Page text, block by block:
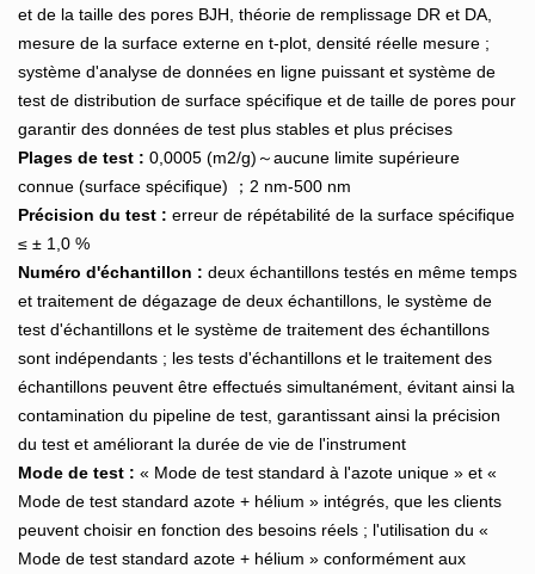
et de la taille des pores BJH, théorie de remplissage DR et DA,
mesure de la surface externe en t-plot, densité réelle mesure ;
système d'analyse de données en ligne puissant et système de
test de distribution de surface spécifique et de taille de pores pour
garantir des données de test plus stables et plus précises
Plages de test : 0,0005 (m2/g)～aucune limite supérieure
connue (surface spécifique) ；2 nm-500 nm
Précision du test : erreur de répétabilité de la surface spécifique
≤ ± 1,0 %
Numéro d'échantillon : deux échantillons testés en même temps
et traitement de dégazage de deux échantillons, le système de
test d'échantillons et le système de traitement des échantillons
sont indépendants ; les tests d'échantillons et le traitement des
échantillons peuvent être effectués simultanément, évitant ainsi la
contamination du pipeline de test, garantissant ainsi la précision
du test et améliorant la durée de vie de l'instrument
Mode de test : « Mode de test standard à l'azote unique » et «
Mode de test standard azote + hélium » intégrés, que les clients
peuvent choisir en fonction des besoins réels ; l'utilisation du «
Mode de test standard azote + hélium » conformément aux